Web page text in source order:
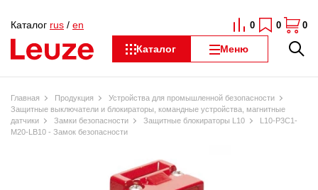
Каталог Меню
Каталог rus / en 0 0 0
Главная Продукция
Устройства для промышленной безопасности
Защитные выключатели и блокираторы, командные устройства, магнитные
датчики
Замки безопасности Защитные блокираторы L10
L10-P3C1-
M20-LB10 - Замок безопасности